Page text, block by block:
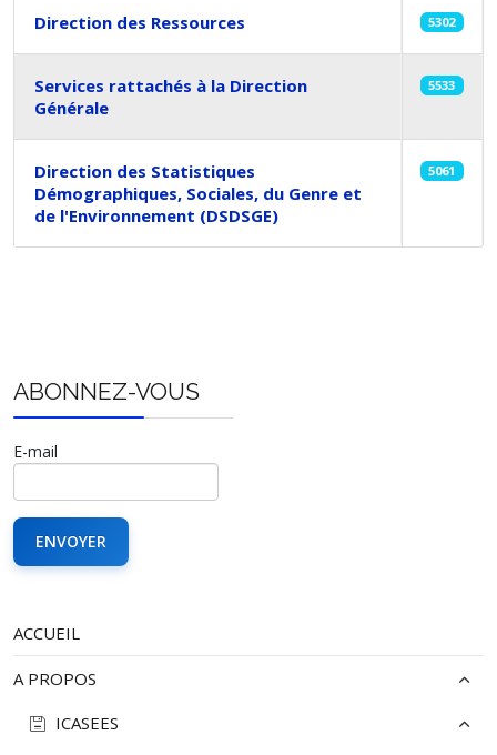
Direction des Ressources 5302
Services rattachés à la Direction
Générale
5533
Direction des Statistiques
Démographiques, Sociales, du Genre et
de l'Environnement (DSDSGE)
5061
ABONNEZ-VOUS
E-mail
ACCUEIL
A PROPOS
ICASEES